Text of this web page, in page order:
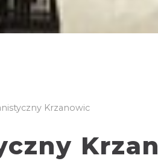
Krzanowic